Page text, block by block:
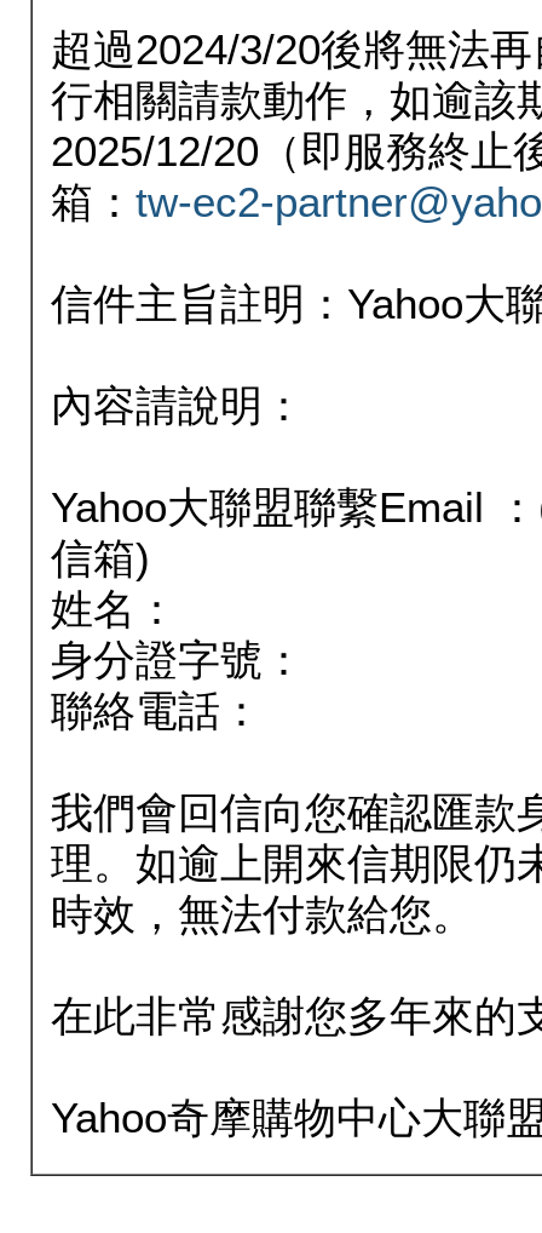
超過2024/3/20後將無法
行相關請款動作，如逾該
2025/12/20（即服務終止
箱： tw-ec2-
信件主旨註明：Yahoo大
內容請說明：
Yahoo大聯盟聯繫Email
信箱)
姓名：
身分證字號：
聯絡電話：
我們會回信向您確認匯款
理。如逾上開來信期限仍
時效，無法付款給您。
在此非常感謝您多年來的
Yahoo奇摩購物中心大